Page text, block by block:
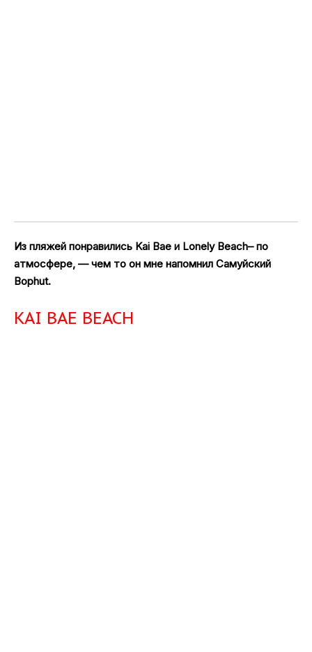
Из пляжей понравились Kai Bae и Lonely Beach– по
атмосфере, — чем то он мне напомнил Самуйский
Bophut.
KAI BAE BEACH